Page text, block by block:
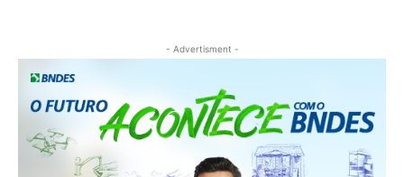
- Advertisment -